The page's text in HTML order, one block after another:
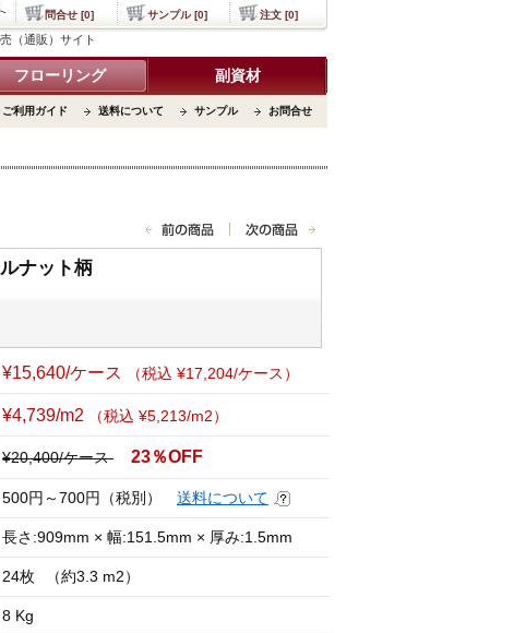
（通販）サイト
フローリング 副資材
ご利用ガイド 送料について サンプル お問合せ
問合せ [0] サンプル [0] 注文 [0]
ナット柄
¥15,640/ケース （税込 ¥17,204/ケース）
¥4,739/m2 （税込 ¥5,213/m2）
¥20,400/ケース 23％OFF
500円～700円（税別） 送料について
長さ:909mm × 幅:151.5mm × 厚み:1.5mm
24枚 （約3.3 m2）
8 Kg